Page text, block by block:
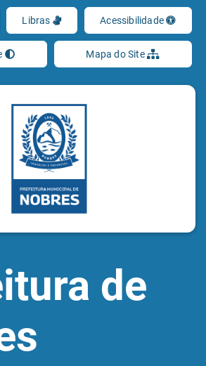
Libras Acessibilidade
Mapa do Site
de